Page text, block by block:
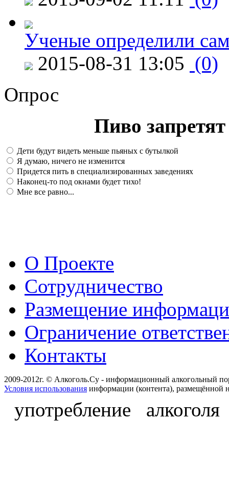
Ученые определили
2015-08-31 13:05 (0)
Опрос
Пиво
Дети будут видеть меньше пьяных с бутылкой
Я думаю, ничего не изменится
Придется пить в специализированных заведениях
Наконец-то под окнами будет тихо!
Мне все равно...
О Проекте
Сотрудничество
Размещение
Ограничение
Контакты
2009-2012г. © Алкоголь.Су - информационный алкогольный
Условия использования информации (контента), размещённой
употребление